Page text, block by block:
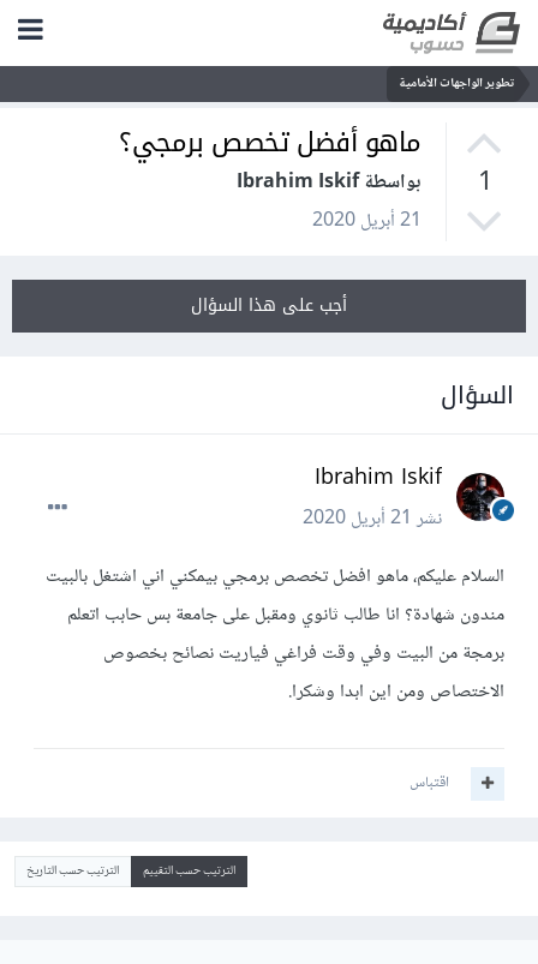
تطوير الواجهات الأمامية
1
ماهو أفضل تخصص برمجي؟
بواسطة Ibrahim Iskif
21 أبريل 2020
أجب على هذا السؤال
السؤال
Ibrahim Iskif
نشر21 أبريل 2020
السلام عليكم، ماهو افضل تخصص برمجي بيمكني اني اشتغل بالبيت
مندون شهادة؟ انا طالب ثانوي ومقبل على جامعة بس حابب اتعلم
برمجة من البيت وفي وقت فراغي فياريت نصائح بخصوص
الاختصاص ومن اين ابدا وشكرا.
اقتباس
الترتيب حسب التقييم الترتيب حسب التاريخ